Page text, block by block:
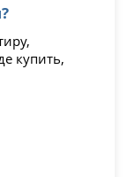
купить,